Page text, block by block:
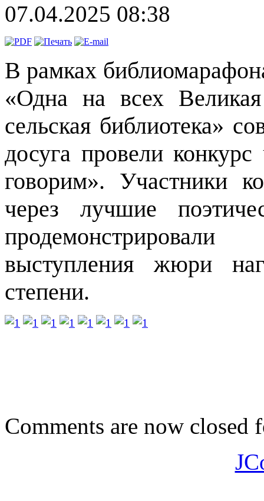
07.04.2025 08:38
В рамках
«Одна на всех
сельская библиотека»
досуга провели
говорим». Участники
через лучшие
выступления жюри
степени.
Comments are now closed